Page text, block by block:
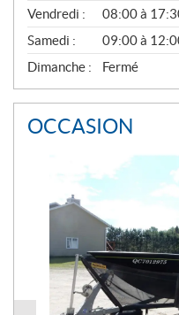
Vendredi :
08:00 à
Samedi :
09:00 à
Dimanche :
Fermé
OCCASION